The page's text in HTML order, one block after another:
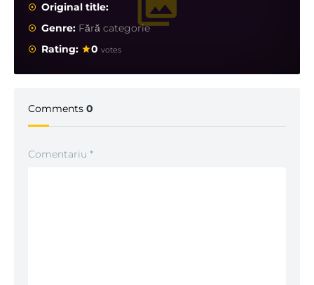
Original title:
Genre: Fără categorie
Rating:
0 votes
Comments 0
Comentariu *